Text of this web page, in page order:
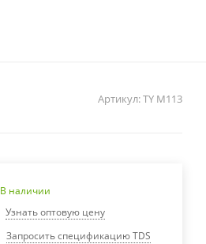
Артикул:TY M113
В наличии
Узнать оптовую цену
Запросить спецификацию TDS